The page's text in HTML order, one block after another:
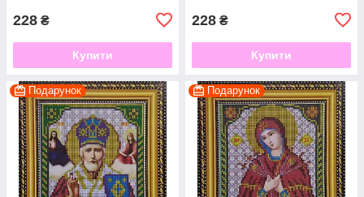
228 ₴
Купити
228 ₴
Купити
Подарунок Подарунок